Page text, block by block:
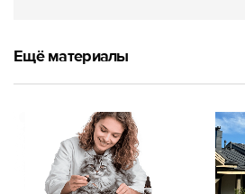
Ещё материалы